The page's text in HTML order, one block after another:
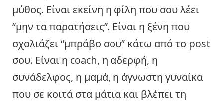
μύθος. Είναι εκείνη η φίλη που σου λέει
“μην τα παρατήσεις”. Είναι η ξένη που
σχολιάζει “μπράβο σου” κάτω από το post
σου. Είναι η coach, η αδερφή, η
συνάδελφος, η μαμά, η άγνωστη γυναίκα
που σε κοιτά στα μάτια και βλέπει τη